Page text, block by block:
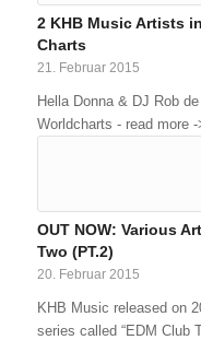
2 KHB Music Artists
Charts
21. Februar 2015
Hella Donna & DJ Rob
Worldcharts - read more -
OUT NOW: Various
Two (PT.2)
20. Februar 2015
KHB Music released on
series called “EDM Club